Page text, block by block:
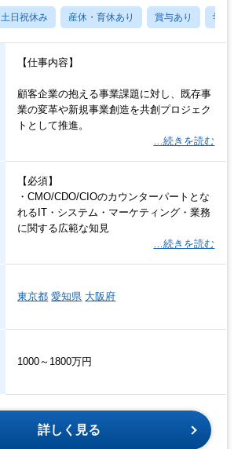
土日祝休み 産休・育休あり 賞与あり 学歴不
【仕事内容】
顧客企業の抱える事業課題に対し、既存事
業の変革や新規事業創造を共創プロジェク
トとして推進。
…続きを読む
【必須】
・CMO/CDO/CIOのカウンターパートとな
れるIT・システム・マーケティング・業務
に関する広範な知見
…続きを読む
東京都 愛知県 大阪府
1000～1800万円
詳しく見る